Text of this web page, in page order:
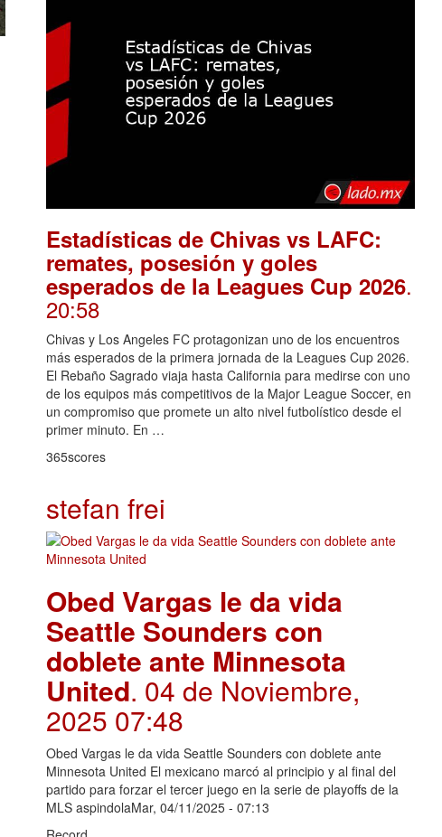
Estadísticas de Chivas vs LAFC:
remates, posesión y goles
esperados de la Leagues Cup 2026.
20:58
Chivas y Los Angeles FC protagonizan uno de los encuentros
más esperados de la primera jornada de la Leagues Cup 2026.
El Rebaño Sagrado viaja hasta California para medirse con uno
de los equipos más competitivos de la Major League Soccer, en
un compromiso que promete un alto nivel futbolístico desde el
primer minuto. En …
365scores
stefan frei
Obed Vargas le da vida
Seattle Sounders con
doblete ante Minnesota
United. 04 de Noviembre,
2025 07:48
Obed Vargas le da vida Seattle Sounders con doblete ante
Minnesota United El mexicano marcó al principio y al final del
partido para forzar el tercer juego en la serie de playoffs de la
MLS aspindolaMar, 04/11/2025 - 07:13